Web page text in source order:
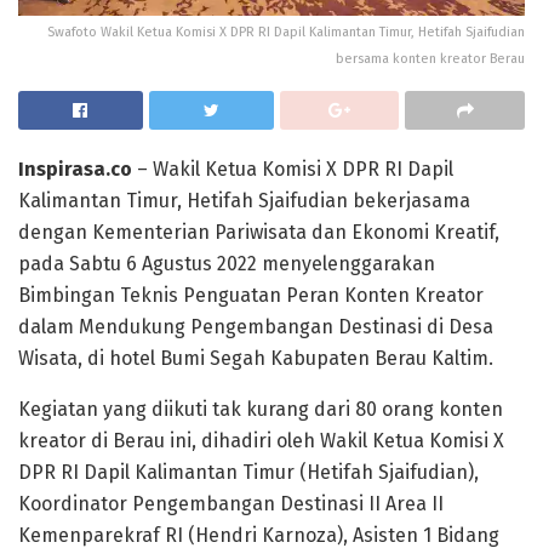
Swafoto Wakil Ketua Komisi X DPR RI Dapil Kalimantan Timur, Hetifah Sjaifudian
bersama konten kreator Berau
Inspirasa.co – Wakil Ketua Komisi X DPR RI Dapil
Kalimantan Timur, Hetifah Sjaifudian bekerjasama
dengan Kementerian Pariwisata dan Ekonomi Kreatif,
pada Sabtu 6 Agustus 2022 menyelenggarakan
Bimbingan Teknis Penguatan Peran Konten Kreator
dalam Mendukung Pengembangan Destinasi di Desa
Wisata, di hotel Bumi Segah Kabupaten Berau Kaltim.
Kegiatan yang diikuti tak kurang dari 80 orang konten
kreator di Berau ini, dihadiri oleh Wakil Ketua Komisi X
DPR RI Dapil Kalimantan Timur (Hetifah Sjaifudian),
Koordinator Pengembangan Destinasi II Area II
Kemenparekraf RI (Hendri Karnoza), Asisten 1 Bidang